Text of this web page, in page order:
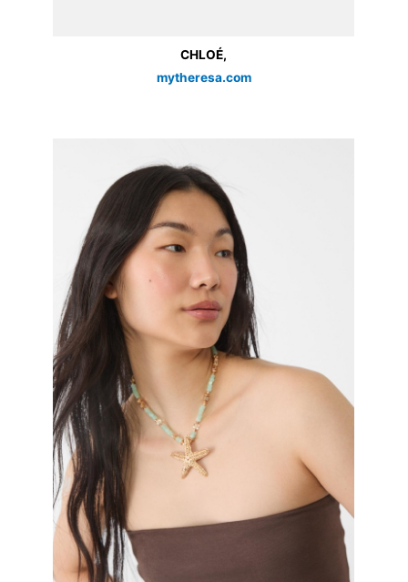
CHLOÉ,
mytheresa.com